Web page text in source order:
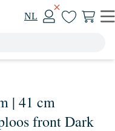
NL
| 41 cm
front Dark